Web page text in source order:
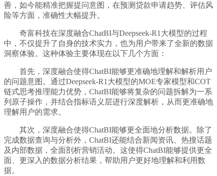
善，如今能精准把握提问意图，在预测贷款申请趋势、评估风
险等方面，准确性大幅提升。
奇富科技在深度融合ChatBI与Deepseek-R1大模型的过程
中，不仅提升了自身的技术实力，也为用户带来了全新的数据
洞察体验。这种体验主要体现在以下几个方面：
首先，深度融合使得ChatBI能够更准确地理解和解析用户
的问题意图。通过Deepseek-R1大模型的MOE专家模型和COT
链式思考推理能力优势，ChatBI能够将复杂的问题拆解为一系
列原子操作，并结合指标语义层进行深度解析，从而更准确地
理解用户的需求。
其次，深度融合使得ChatBI能够更全面地分析数据。除了
完成数据查询与分析外，ChatBI还能结合新闻资讯、热搜话题
及内部数据，全面剖析营销活动。这使得ChatBI能够提供更全
面、更深入的数据分析结果，帮助用户更好地理解和利用数
据。